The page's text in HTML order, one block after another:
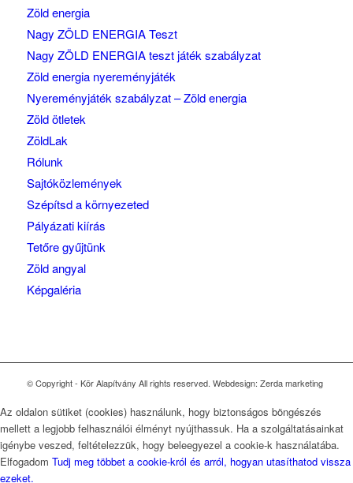
Zöld energia
Nagy ZÖLD ENERGIA Teszt
Nagy ZÖLD ENERGIA teszt játék szabályzat
Zöld energia nyereményjáték
Nyereményjáték szabályzat – Zöld energia
Zöld ötletek
ZöldLak
Rólunk
Sajtóközlemények
Szépítsd a környezeted
Pályázati kiírás
Tetőre gyűjtünk
Zöld angyal
Képgaléria
© Copyright - Kör Alapítvány All rights reserved. Webdesign: Zerda marketing
Az oldalon sütiket (cookies) használunk, hogy biztonságos böngészés
mellett a legjobb felhasználói élményt nyújthassuk. Ha a szolgáltatásainkat
igénybe veszed, feltételezzük, hogy beleegyezel a cookie-k használatába.
Elfogadom Tudj meg többet a cookie-król és arról, hogyan utasíthatod vissza
ezeket.